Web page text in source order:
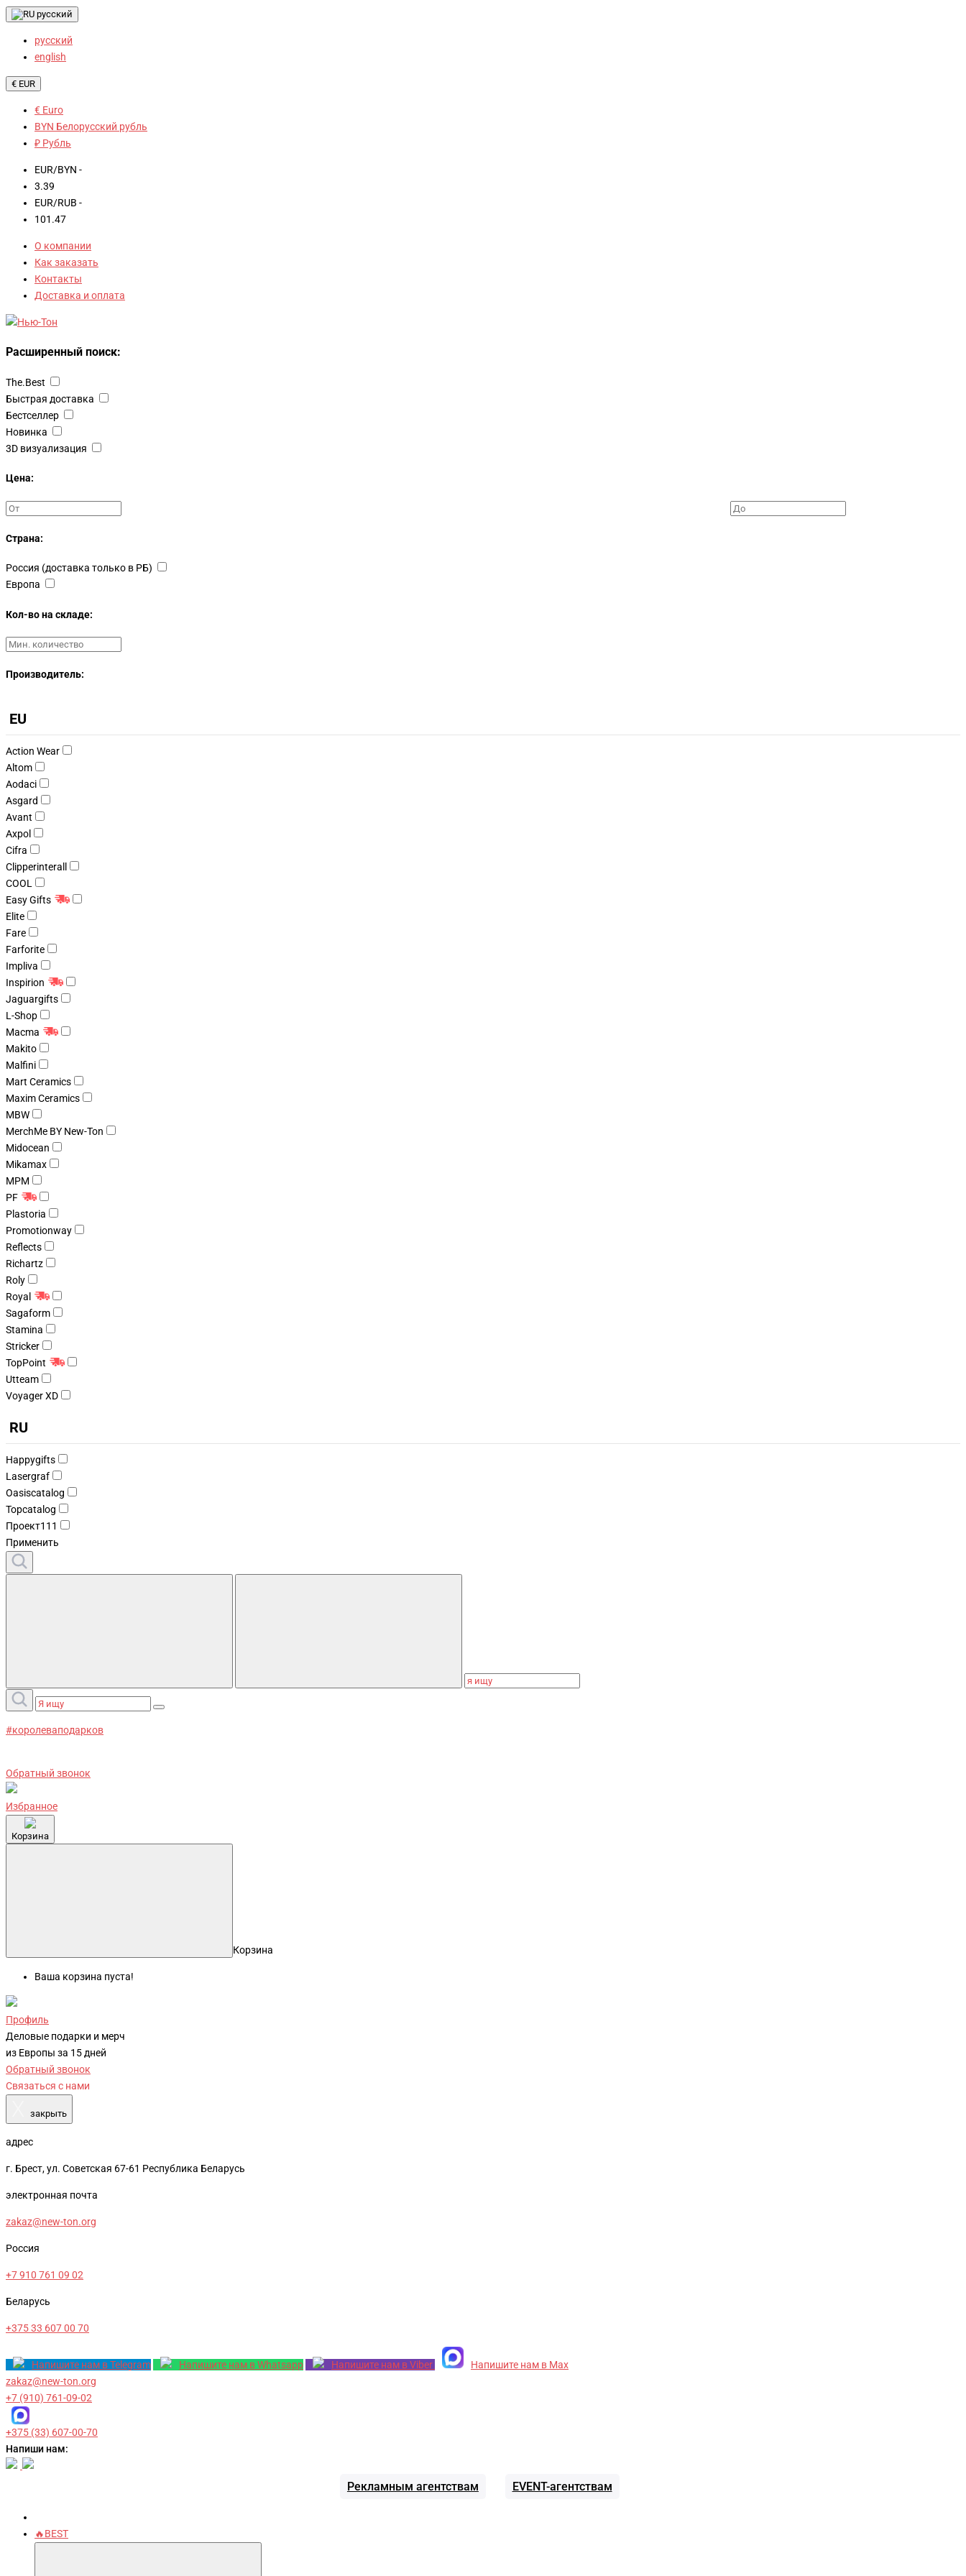
русский
русский
english
€ EUR
€ Euro
BYN Белорусский рубль
₽ Рубль
EUR/BYN -
3.39
EUR/RUB -
101.47
О компании
Как заказать
Контакты
Доставка и оплата
Расширенный поиск:
The.Best
Быстрая доставка
Бестселлер
Новинка
3D визуализация
Цена:
Страна:
Россия (доставка только в РБ)
Европа
Кол-во на складе:
Производитель:
EU
Action Wear
Altom
Aodaci
Asgard
Avant
Axpol
Cifra
Clipperinterall
COOL
Easy Gifts
Elite
Fare
Farforite
Impliva
Inspirion
Jaguargifts
L-Shop
Macma
Makito
Malfini
Mart Ceramics
Maxim Ceramics
MBW
MerchMe BY New-Ton
Midocean
Mikamax
MPM
PF
Plastoria
Promotionway
Reflects
Richartz
Roly
Royal
Sagaform
Stamina
Stricker
TopPoint
Utteam
Voyager XD
RU
Happygifts
Lasergraf
Oasiscatalog
Topcatalog
Проект111
Применить
#королеваподарков
Обратный звонок
Избранное
Корзина
Корзина
Ваша корзина пуста!
Профиль
Деловые подарки и мерч
из Европы за 15 дней
Обратный звонок
Связаться с нами
закрыть
адрес
г. Брест, ул. Советская 67-61 Республика Беларусь
электронная почта
zakaz@new-ton.org
Россия
+7 910 761 09 02
Беларусь
+375 33 607 00 70
Напишите нам в Telegram Напишите нам в Whatsapp Напишите нам в Viber
Напишите нам в Max
zakaz@new-ton.org
+7 (910) 761-09-02
+375 (33) 607-00-70
Напиши нам:
Рекламным агентствам EVENT-агентствам
🔥BEST